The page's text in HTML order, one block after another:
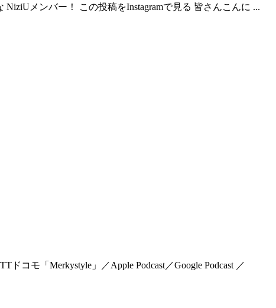
メンバー！ この投稿をInstagramで見る 皆さんこんに ...
コモ「Merkystyle」／Apple Podcast／Google Podcast ／